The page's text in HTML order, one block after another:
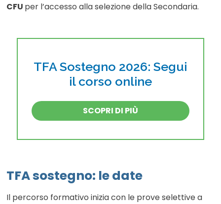
CFU per l’accesso alla selezione della Secondaria.
TFA Sostegno 2026: Segui
il corso online
SCOPRI DI PIÙ
TFA sostegno: le date
Il percorso formativo inizia con le prove selettive a